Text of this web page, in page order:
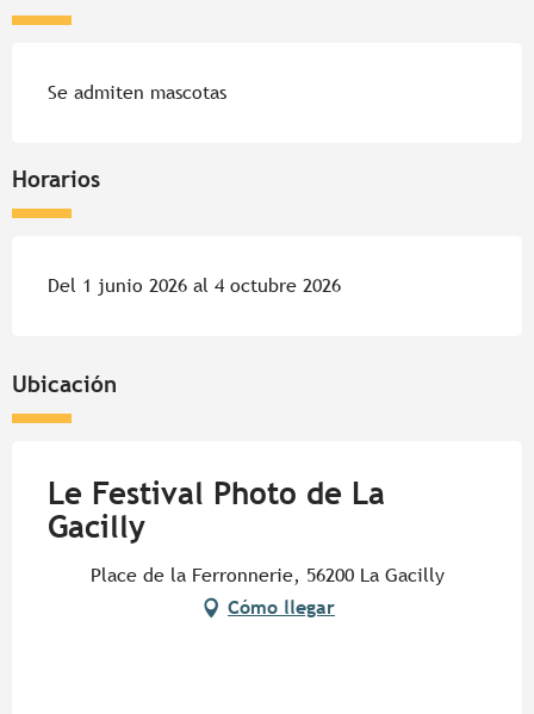
Se admiten mascotas
Horarios
Del 1 junio 2026 al 4 octubre 2026
Ubicación
Le Festival Photo de La
Gacilly
Place de la Ferronnerie, 56200 La Gacilly
Cómo llegar